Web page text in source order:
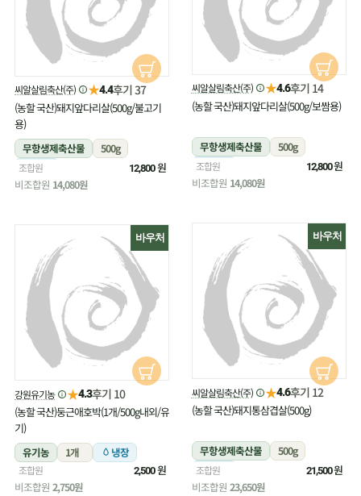
씨알살림축산(주) ★4.6후기 14
(농할 국산)돼지앞다리살(500g/보쌈용)
무항생제축산물
500g
냉장
조합원 12,800원
비조합원 14,080원
씨알살림축산(주) ★4.4후기 37
(농할 국산)돼지앞다리살(500g/불고기
용)
무항생제축산물
500g
냉장
조합원 12,800원
비조합원 14,080원
바우처
씨알살림축산(주) ★4.6후기 12
(농할 국산)돼지통삼겹살(500g)
무항생제축산물
500g
냉장
조합원 21,500원
비조합원 23,650원
바우처
강원유기농 ★4.3후기 10
(농할 국산)둥근애호박(1개/500g내외/유
기)
유기농
1개 냉장
조합원 2,500원
비조합원 2,750원